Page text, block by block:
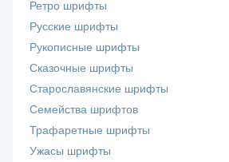
Ретро шрифты
Русские шрифты
Рукописные шрифты
Сказочные шрифты
Старославянские шрифты
Семейства шрифтов
Трафаретные шрифты
Ужасы шрифты